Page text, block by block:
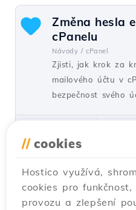
Změna hesla
cPanelu
Návody / cPanel
Zjisti, jak krok za
mailového účtu v
bezpečnost svého
od Florin P. Názory
Vytvoření a
databáze
Návody / Dev
// cookies
Hostico využívá,
cookies pro
provozu a zlepšení